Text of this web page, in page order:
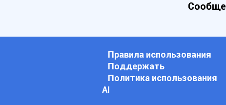
Правила использования
Поддержать
Политика использования
АI